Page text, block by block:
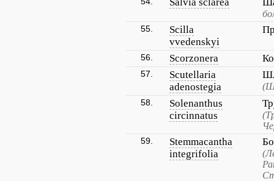
55.
Scilla
vvedenskyi
56. Scorzonera
57.
Scutellaria
adenostegia
58.
Solenanthus
circinnatus
59.
Stemmacantha
integrifolia